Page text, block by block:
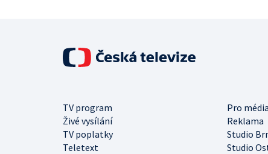
TV program
Pro média
Živé vysílání
Reklama
TV poplatky
Studio
Teletext
Studio